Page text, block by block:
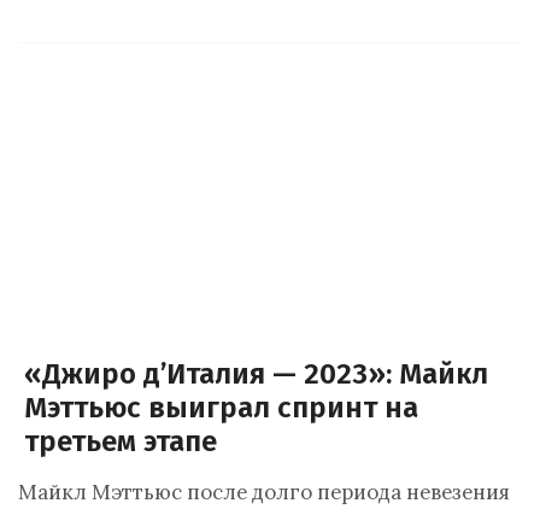
«Джиро д’Италия — 2023»: Майкл
Мэттьюс выиграл спринт на
третьем этапе
Майкл Мэттьюс после долго периода невезения